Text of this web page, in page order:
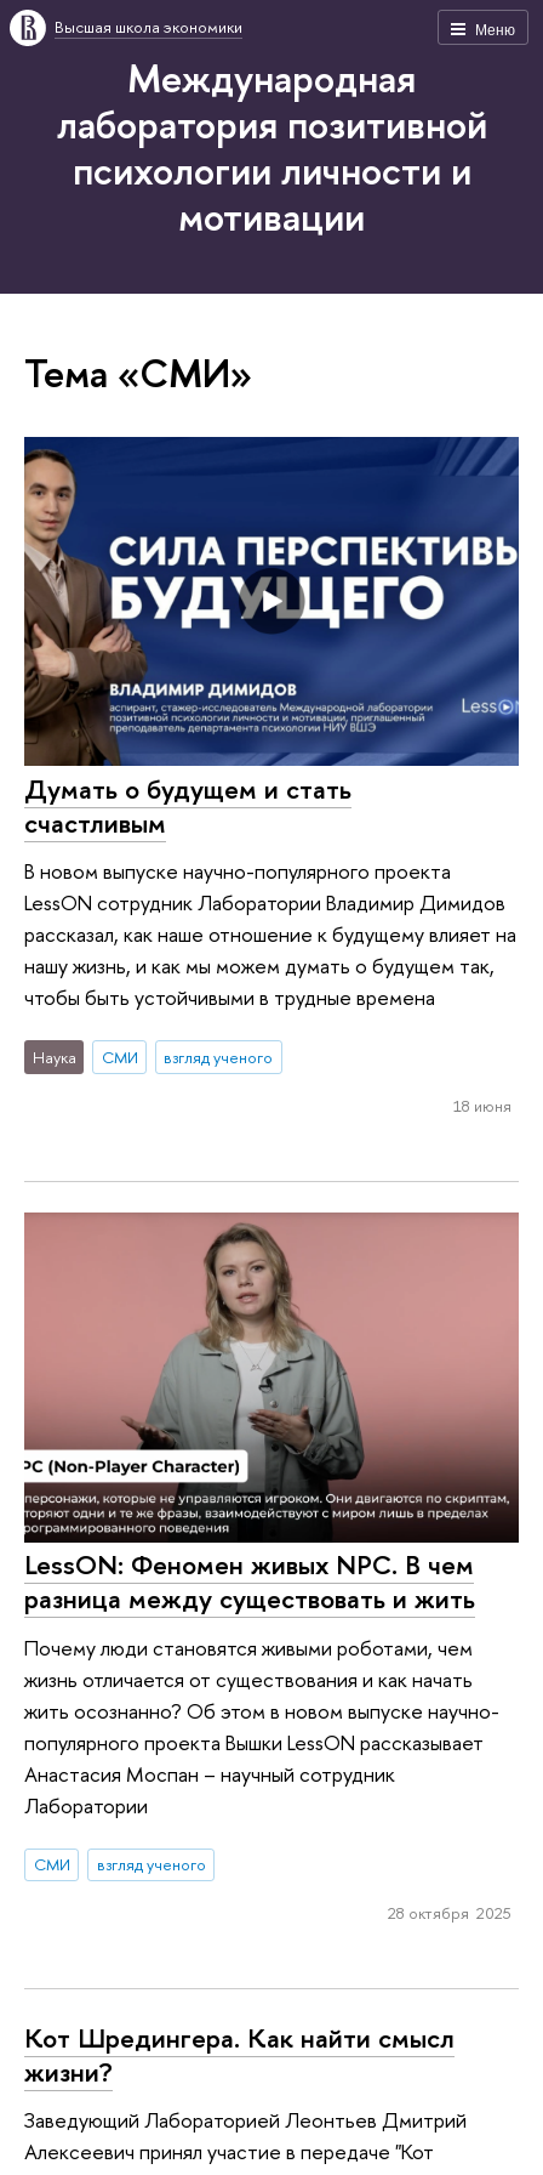
Меню
Высшая школа экономики
Международная
лаборатория позитивной
психологии личности и
мотивации
Тема «СМИ»
Думать о будущем и стать
счастливым
В новом выпуске научно-популярного проекта
LessON сотрудник Лаборатории Владимир Димидов
рассказал, как наше отношение к будущему влияет на
нашу жизнь, и как мы можем думать о будущем так,
чтобы быть устойчивыми в трудные времена
Наука СМИ взгляд ученого
18 июня
LessON: Феномен живых NPC. В чем
разница между существовать и жить
Почему люди становятся живыми роботами, чем
жизнь отличается от существования и как начать
жить осознанно? Об этом в новом выпуске научно-
популярного проекта Вышки LessON рассказывает
Анастасия Моспан – научный сотрудник
Лаборатории
СМИ взгляд ученого
28 октября 2025
Кот Шредингера. Как найти смысл
жизни?
Заведующий Лабораторией Леонтьев Дмитрий
Алексеевич принял участие в передаче "Кот